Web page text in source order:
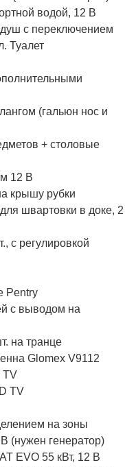
водой, 12 В
с переключением
Туалет
(гальюн нос и
+ столовые
12 В
крышу рубки
швартовки в доке, 2
с регулировкой
Pentry
с выводом на
на транце
Glomex V9112
TV
TV
на зоны
(нужен генератор)
EVO 55 кВт, 12 В